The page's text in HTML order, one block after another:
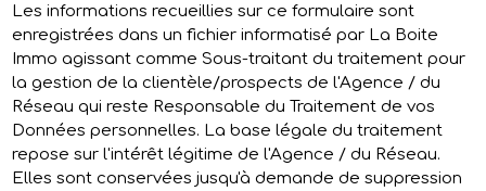
Les informations recueillies sur ce formulaire sont
enregistrées dans un fichier informatisé par La Boite
Immo agissant comme Sous-traitant du traitement pour
la gestion de la clientèle/prospects de l'Agence / du
Réseau qui reste Responsable du Traitement de vos
Données personnelles. La base légale du traitement
repose sur l'intérêt légitime de l'Agence / du Réseau.
Elles sont conservées jusqu'à demande de suppression